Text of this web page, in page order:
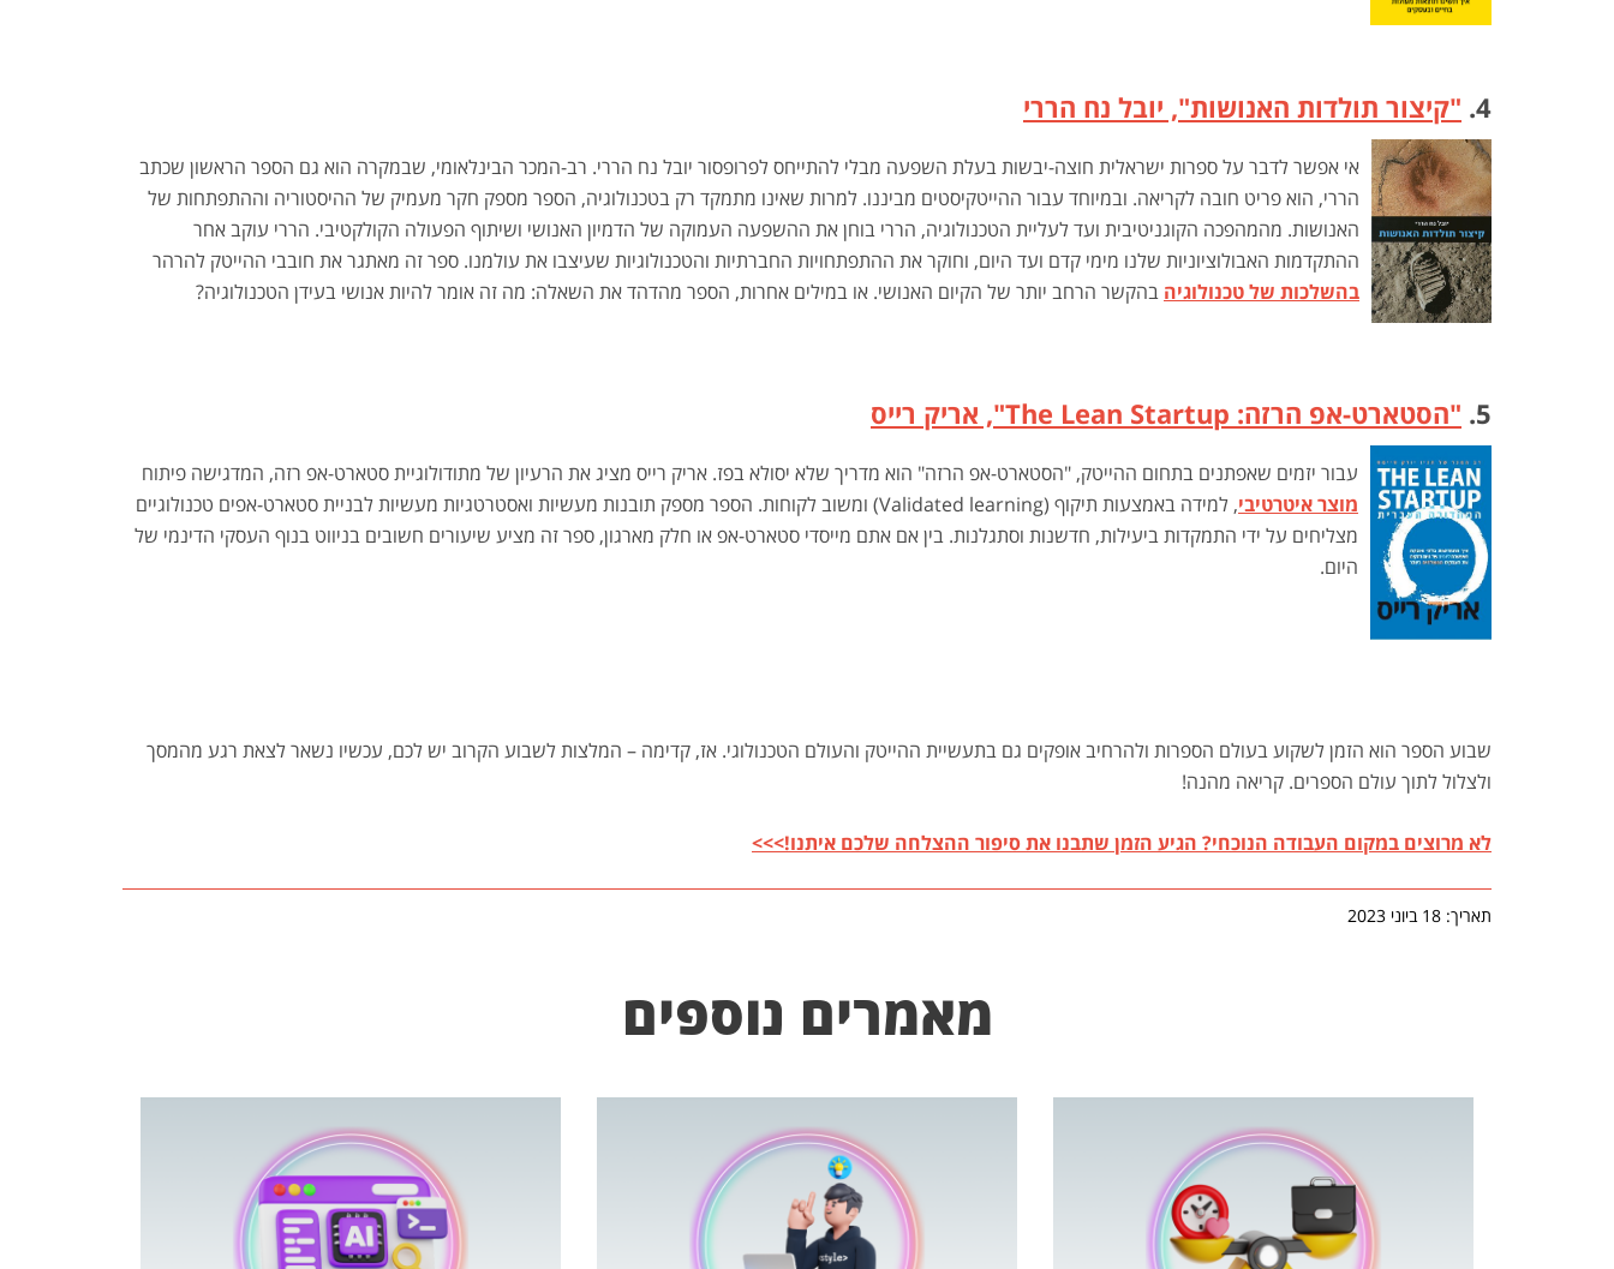
4. "קיצור תולדות האנושות", יובל נח הררי
אי אפשר לדבר על ספרות ישראלית חוצה-יבשות בעלת השפעה מבלי להתייחס לפרופסור יובל נח הררי. רב-המכר הבינלאומי, שבמקרה הוא גם הספר הראשון שכתב
הררי, הוא פריט חובה לקריאה. ובמיוחד עבור ההייטקיסטים מביננו. למרות שאינו מתמקד רק בטכנולוגיה, הספר מספק חקר מעמיק של ההיסטוריה וההתפתחות של
האנושות. מהמהפכה הקוגניטיבית ועד לעליית הטכנולוגיה, הררי בוחן את ההשפעה העמוקה של הדמיון האנושי ושיתוף הפעולה הקולקטיבי. הררי עוקב אחר
ההתקדמות האבולוציוניות שלנו מימי קדם ועד היום, וחוקר את ההתפתחויות החברתיות והטכנולוגיות שעיצבו את עולמנו. ספר זה מאתגר את חובבי ההייטק להרהר
בהשלכות של טכנולוגיה בהקשר הרחב יותר של הקיום האנושי. או במילים אחרות, הספר מהדהד את השאלה: מה זה אומר להיות אנושי בעידן הטכנולוגיה?
5. "הסטארט-אפ הרזה: The Lean Startup
", אריק רייס
עבור יזמים שאפתנים בתחום ההייטק, "הסטארט-אפ הרזה" הוא מדריך שלא יסולא בפז. אריק רייס מציג את הרעיון של מתודולוגיית סטארט-אפ רזה, המדגישה פיתוח
מוצר איטרטיבי
, למידה באמצעות תיקוף (Validated learning) ומשוב לקוחות. הספר מספק תובנות מעשיות ואסטרטגיות מעשיות לבניית סטארט-אפים טכנולוגיים
מצליחים על ידי התמקדות ביעילות, חדשנות וסתגלנות. בין אם אתם מייסדי סטארט-אפ או חלק מארגון, ספר זה מציע שיעורים חשובים בניווט בנוף העסקי הדינמי של
היום.
שבוע הספר הוא הזמן לשקוע בעולם הספרות ולהרחיב אופקים גם בתעשיית ההייטק והעולם הטכנולוגי. אז, קדימה – המלצות לשבוע הקרוב יש לכם, עכשיו נשאר לצאת רגע מהמסך
ולצלול לתוך עולם הספרים. קריאה מהנה!
לא מרוצים במקום העבודה הנוכחי? הגיע הזמן שתבנו את סיפור ההצלחה שלכם איתנו!>>>
תאריך: 18 ביוני 2023
מאמרים נוספים